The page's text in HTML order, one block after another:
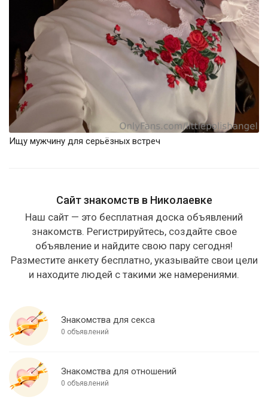
Ищу мужчину для серьёзных встреч
Сайт знакомств в Николаевке
Наш сайт — это бесплатная доска объявлений
знакомств. Регистрируйтесь, создайте свое
объявление и найдите свою пару сегодня!
Разместите анкету бесплатно, указывайте свои цели
и находите людей с такими же намерениями.
Знакомства для секса
0 объявлений
Знакомства для отношений
0 объявлений